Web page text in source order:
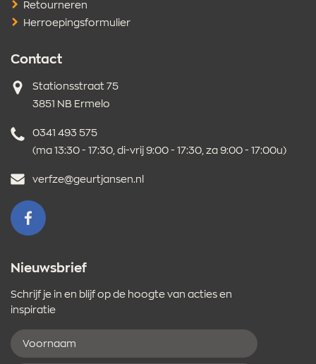
Retourneren
Herroepingsformulier
Contact
Adres
Stationsstraat 75
3851 NB Ermelo
Telefoonnummer
0341 493 575
(ma 13:30 - 17:30, di-vrij 9:00 - 17:30, za 9:00 - 17:00u)
E-
verfze@geurtjansen.nl
VOLG ONS OP FACEBOOK
Nieuwsbrief
Schrijf je in en blijf op de hoogte van acties en
inspiratie
Voornaam